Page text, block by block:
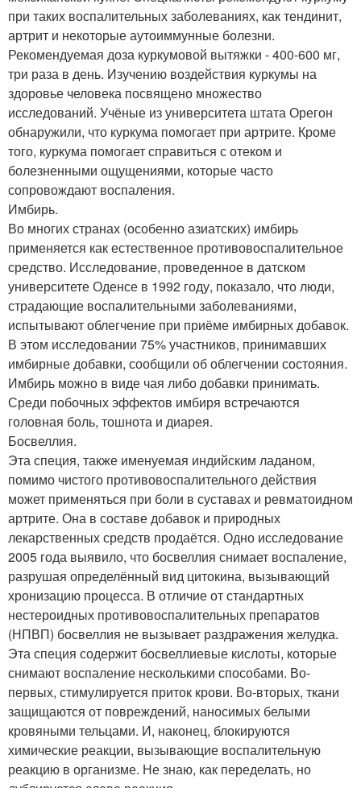
при таких воспалительных заболеваниях, как тендинит,
артрит и некоторые аутоиммунные болезни.
Рекомендуемая доза куркумовой вытяжки - 400-600 мг,
три раза в день. Изучению воздействия куркумы на
здоровье человека посвящено множество
исследований. Учёные из университета штата Орегон
обнаружили, что куркума помогает при артрите. Кроме
того, куркума помогает справиться с отеком и
болезненными ощущениями, которые часто
сопровождают воспаления.
Имбирь.
Во многих странах (особенно азиатских) имбирь
применяется как естественное противовоспалительное
средство. Исследование, проведенное в датском
университете Оденсе в 1992 году, показало, что люди,
страдающие воспалительными заболеваниями,
испытывают облегчение при приёме имбирных добавок.
В этом исследовании 75% участников, принимавших
имбирные добавки, сообщили об облегчении состояния.
Имбирь можно в виде чая либо добавки принимать.
Среди побочных эффектов имбиря встречаются
головная боль, тошнота и диарея.
Босвеллия.
Эта специя, также именуемая индийским ладаном,
помимо чистого противовоспалительного действия
может применяться при боли в суставах и ревматоидном
артрите. Она в составе добавок и природных
лекарственных средств продаётся. Одно исследование
2005 года выявило, что босвеллия снимает воспаление,
разрушая определённый вид цитокина, вызывающий
хронизацию процесса. В отличие от стандартных
нестероидных противовоспалительных препаратов
(НПВП) босвеллия не вызывает раздражения желудка.
Эта специя содержит босвеллиевые кислоты, которые
снимают воспаление несколькими способами. Во-
первых, стимулируется приток крови. Во-вторых, ткани
защищаются от повреждений, наносимых белыми
кровяными тельцами. И, наконец, блокируются
химические реакции, вызывающие воспалительную
реакцию в организме. Не знаю, как переделать, но